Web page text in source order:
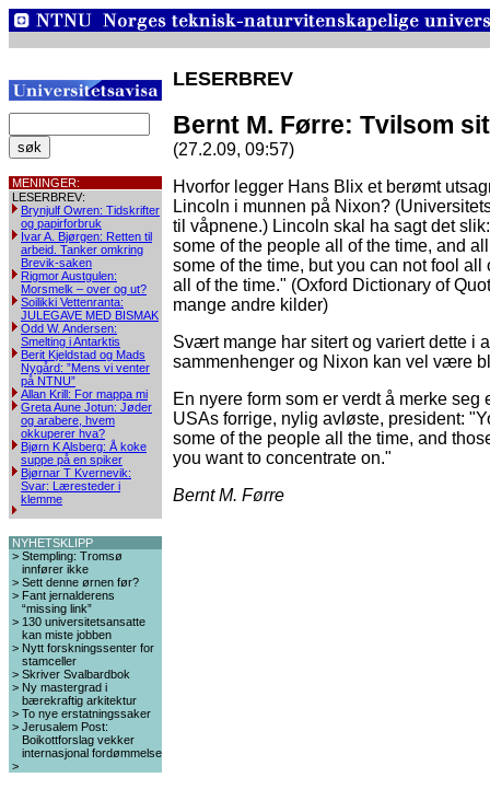
MENINGER:
LESERBREV:
Brynjulf Owren: Tidskrifter
og papirforbruk
Ivar A. Bjørgen: Retten til
arbeid. Tanker omkring
Brevik-saken
Rigmor Austgulen:
Morsmelk – over og ut?
Soilikki Vettenranta:
JULEGAVE MED BISMAK
Odd W. Andersen:
Smelting i Antarktis
Berit Kjeldstad og Mads
Nygård: ”Mens vi venter
på NTNU”
Allan Krill: For mappa mi
Greta Aune Jotun: Jøder
og arabere, hvem
okkuperer hva?
Bjørn K Alsberg: Å koke
suppe på en spiker
Bjørnar T Kvernevik:
Svar: Læresteder i
klemme
NYHETSKLIPP
> Stempling: Tromsø
innfører ikke
> Sett denne ørnen før?
> Fant jernalderens
“missing link”
> 130 universitetsansatte
kan miste jobben
> Nytt forskningssenter for
stamceller
> Skriver Svalbardbok
> Ny mastergrad i
bærekraftig arkitektur
> To nye erstatningssaker
> Jerusalem Post:
Boikottforslag vekker
internasjonal fordømmelse
>
LESERBREV
Bernt M. Førre: Tvilsom
(27.2.09, 09:57)
Hvorfor legger Hans Blix et berømt
Lincoln i munnen på Nixon?
til våpnene.) Lincoln skal ha sagt det
some of the people all of the time, and
some of the time, but you can not fool all
all of the time." (Oxford Dictionary of
mange andre kilder)
Svært mange har sitert og variert dette i
sammenhenger og Nixon kan vel være
En nyere form som er verdt å merke seg
USAs forrige, nylig avløste, president:
some of the people all the time, and
you want to concentrate on."
Bernt M. Førre